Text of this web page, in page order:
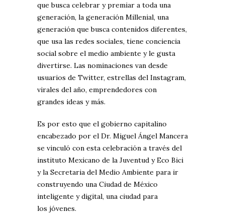
que busca celebrar y premiar a toda una
generación, la generación Millenial, una
generación que busca contenidos diferentes,
que usa las redes sociales, tiene conciencia
social sobre el medio ambiente y le gusta
divertirse. Las nominaciones van desde
usuarios de Twitter, estrellas del Instagram,
virales del año, emprendedores con
grandes ideas y más.
Es por esto que el gobierno capitalino
encabezado por el Dr. Miguel Ángel Mancera
se vinculó con esta celebración a través del
instituto Mexicano de la Juventud y Eco Bici
y la Secretaria del Medio Ambiente para ir
construyendo una Ciudad de México
inteligente y digital, una ciudad para
los jóvenes.